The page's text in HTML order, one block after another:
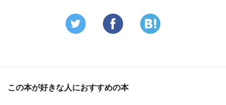
この本が好きな人におすすめの本